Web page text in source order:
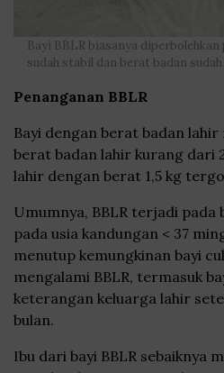
Bayi BBLR biasanya
sudah stabil dan berat badan
Penanganan BBLR
Bayi dengan berat badan lahir
berat badan lahir kurang dari
lahir dengan berat 1,5 kg
Umumnya, BBLR terjadi
pada usia kandungan < 37
menutup kemungkinan bayi
mengalami BBLR, termasuk
keterangan keluarga lahir
bulan.
Ibu dari bayi BBLR sebaiknya